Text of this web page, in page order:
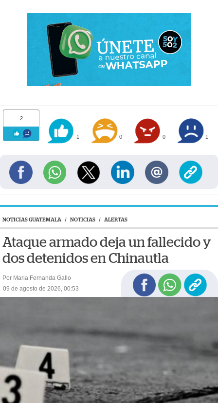
2
1 0 0 1
NOTICIAS GUATEMALA / NOTICIAS / ALERTAS
Ataque armado deja un fallecido y
dos detenidos en Chinautla
Por Maria Fernanda Gallo
09 de agosto de 2026, 00:53